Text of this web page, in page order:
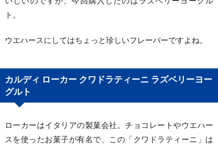
ト。
ウエハースにしてはちょっと珍しいフレーバーですよね。
カルディ ローカー クワドラティーニ ラズベリーヨー
グルト
ローカーはイタリアの製菓会社。チョコレートやウエハー
スを使ったお菓子が有名で、この「クワドラティーニ」は